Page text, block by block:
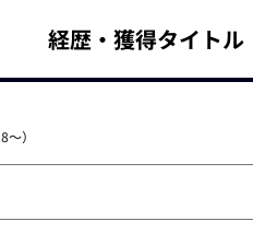
経歴・獲得タイトル
）